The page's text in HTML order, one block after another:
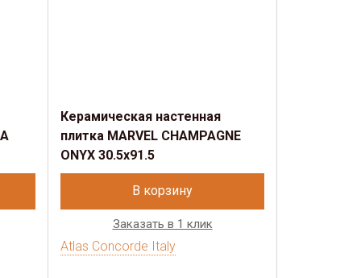
Керамическая настенная
плитка MARVEL CHAMPAGNE
ONYX 30.5x91.5
В корзину
Заказать в 1 клик
Atlas Concorde Italy